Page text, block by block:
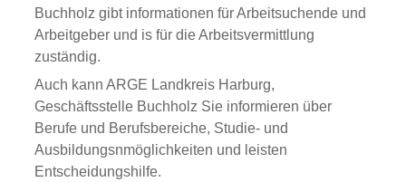
Buchholz gibt informationen für Arbeitsuchende und
Arbeitgeber und is für die Arbeitsvermittlung
zuständig.
Auch kann ARGE Landkreis Harburg,
Geschäftsstelle Buchholz Sie informieren über
Berufe und Berufsbereiche, Studie- und
Ausbildungsnmöglichkeiten und leisten
Entscheidungshilfe.